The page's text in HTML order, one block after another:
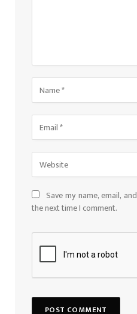
Save my name, email,
the next time I comment.